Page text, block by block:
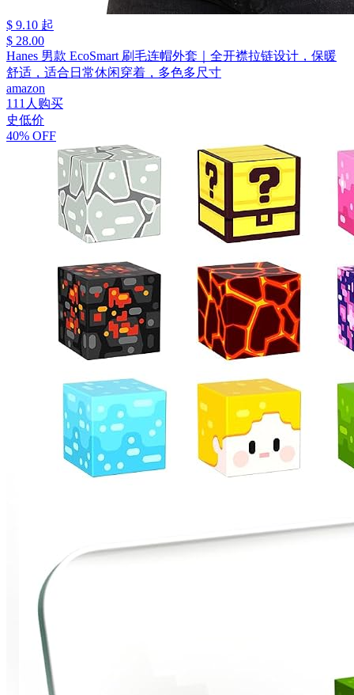
$ 9.10 起
$ 28.00
Hanes 男款 EcoSmart 刷毛连帽外套｜全开襟拉链设计，保暖
舒适，适合日常休闲穿着，多色多尺寸
amazon
111人购买
史低价
40% OFF